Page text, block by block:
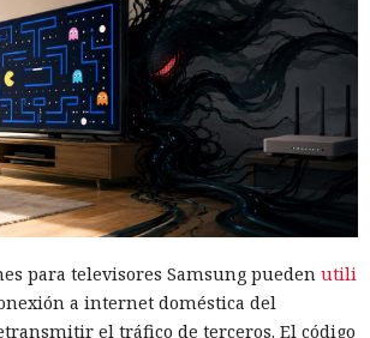
para televisores Samsung pueden utili
a internet doméstica del
el tráfico de terceros. El código